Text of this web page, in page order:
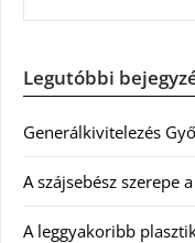
Legutóbbi
Generálkivitelezés
A szájsebész szerepe
A leggyakoribb